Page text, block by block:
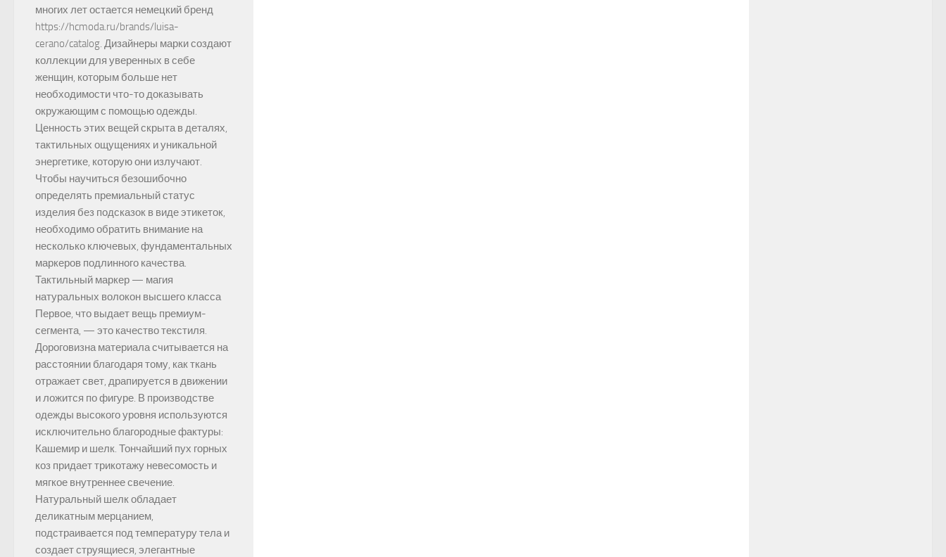
многих лет остается немецкий бренд
https://hcmoda.ru/brands/luisa-
cerano/catalog. Дизайнеры марки создают
коллекции для уверенных в себе
женщин, которым больше нет
необходимости что-то доказывать
окружающим с помощью одежды.
Ценность этих вещей скрыта в деталях,
тактильных ощущениях и уникальной
энергетике, которую они излучают.
Чтобы научиться безошибочно
определять премиальный статус
изделия без подсказок в виде этикеток,
необходимо обратить внимание на
несколько ключевых, фундаментальных
маркеров подлинного качества.
Тактильный маркер — магия
натуральных волокон высшего класса
Первое, что выдает вещь премиум-
сегмента, — это качество текстиля.
Дороговизна материала считывается на
расстоянии благодаря тому, как ткань
отражает свет, драпируется в движении
и ложится по фигуре. В производстве
одежды высокого уровня используются
исключительно благородные фактуры:
Кашемир и шелк. Тончайший пух горных
коз придает трикотажу невесомость и
мягкое внутреннее свечение.
Натуральный шелк обладает
деликатным мерцанием,
подстраивается под температуру тела и
создает струящиеся, элегантные